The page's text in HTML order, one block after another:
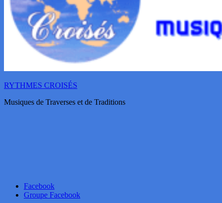
RYTHMES CROISÉS
Musiques de Traverses et de Traditions
Facebook
Groupe Facebook